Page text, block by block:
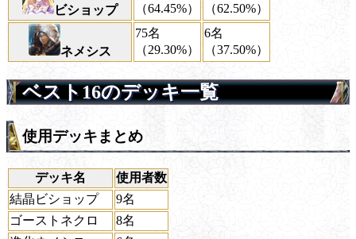
ビショップ
（64.45%）
（62.50%）
ネメシス
75名
（29.30%）
6名
（37.50%）
ベスト16のデッキ一覧
使用デッキまとめ
デッキ名
使用者数
結晶ビショップ
9名
ゴーストネクロ
8名